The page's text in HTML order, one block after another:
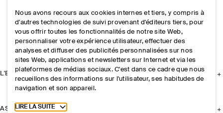
L'ENTREPRISE
ASSISTANCE
Nous avons recours aux cookies internes et tiers, y compris à
d'autres technologies de suivi provenant d'éditeurs tiers, pour
vous offrir toutes les fonctionnalités de notre site Web,
personnaliser votre expérience utilisateur, effectuer des
analyses et diffuser des publicités personnalisées sur nos
sites Web, applications et newsletters sur Internet et via les
plateformes de médias sociaux. C'est dans ce cadre que nous
recueillons des informations sur l'utilisateur, ses habitudes de
navigation et son appareil.
Toggle more cookie information
LIRE LA SUITE